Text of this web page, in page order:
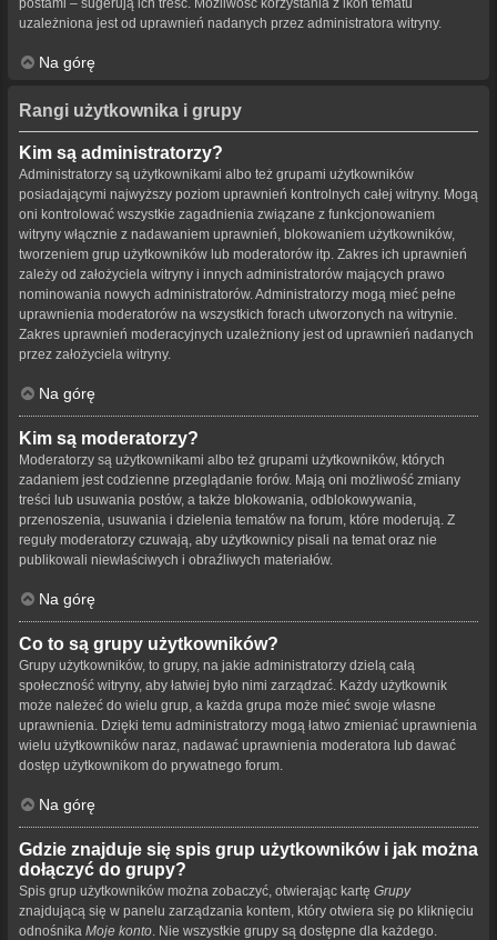
uzależniona jest od uprawnień nadanych przez administratora witryny.
Na górę
Rangi użytkownika i grupy
Kim są administratorzy?
Administratorzy są użytkownikami albo też grupami użytkowników
posiadającymi najwyższy poziom uprawnień kontrolnych całej witryny. Mogą
oni kontrolować wszystkie zagadnienia związane z funkcjonowaniem
witryny włącznie z nadawaniem uprawnień, blokowaniem użytkowników,
tworzeniem grup użytkowników lub moderatorów itp. Zakres ich uprawnień
zależy od założyciela witryny i innych administratorów mających prawo
nominowania nowych administratorów. Administratorzy mogą mieć pełne
uprawnienia moderatorów na wszystkich forach utworzonych na witrynie.
Zakres uprawnień moderacyjnych uzależniony jest od uprawnień nadanych
przez założyciela witryny.
Na górę
Kim są moderatorzy?
Moderatorzy są użytkownikami albo też grupami użytkowników, których
zadaniem jest codzienne przeglądanie forów. Mają oni możliwość zmiany
treści lub usuwania postów, a także blokowania, odblokowywania,
przenoszenia, usuwania i dzielenia tematów na forum, które moderują. Z
reguły moderatorzy czuwają, aby użytkownicy pisali na temat oraz nie
publikowali niewłaściwych i obraźliwych materiałów.
Na górę
Co to są grupy użytkowników?
Grupy użytkowników, to grupy, na jakie administratorzy dzielą całą
społeczność witryny, aby łatwiej było nimi zarządzać. Każdy użytkownik
może należeć do wielu grup, a każda grupa może mieć swoje własne
uprawnienia. Dzięki temu administratorzy mogą łatwo zmieniać uprawnienia
wielu użytkowników naraz, nadawać uprawnienia moderatora lub dawać
dostęp użytkownikom do prywatnego forum.
Na górę
Gdzie znajduje się spis grup użytkowników i jak można
dołączyć do grupy?
Spis grup użytkowników można zobaczyć, otwierając kartę Grupy
znajdującą się w panelu zarządzania kontem, który otwiera się po kliknięciu
odnośnika Moje konto . Nie wszystkie grupy są dostępne dla każdego.